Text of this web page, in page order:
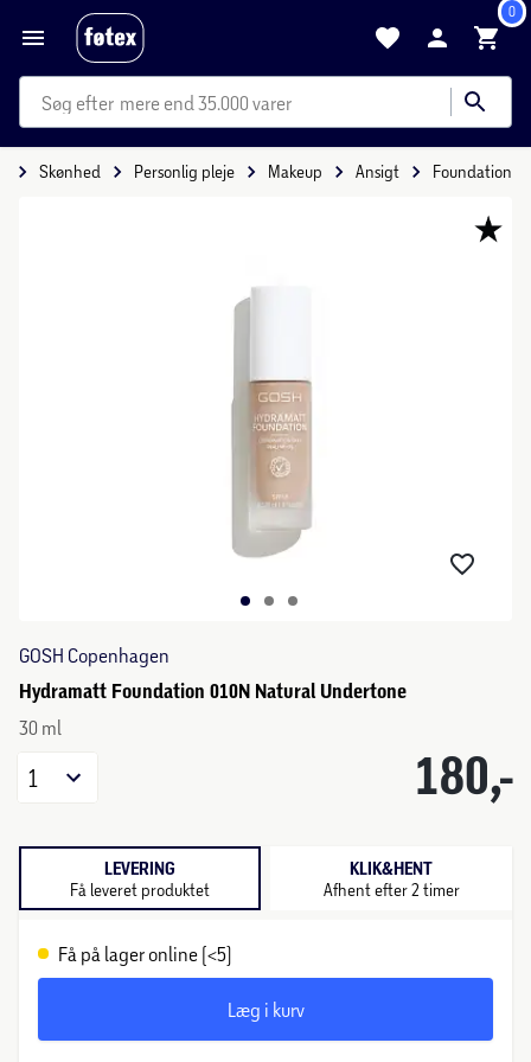
0
mere end 35.000 varer
Skønhed Personlig pleje Makeup Ansigt Foundation
GOSH Copenhagen
Hydramatt Foundation 010N Natural Undertone
30 ml
180,-
1
LEVERING
Få leveret produktet
KLIK&HENT
Afhent efter 2 timer
Få på lager online (<5)
Læg i kurv